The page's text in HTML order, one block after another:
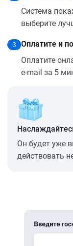
Система
выберите
3
Оплатите и
Оплатите
e-mail за 5
Он будет уже
действовать